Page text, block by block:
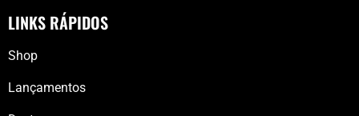
LINKS RÁPIDOS
Shop
Lançamentos